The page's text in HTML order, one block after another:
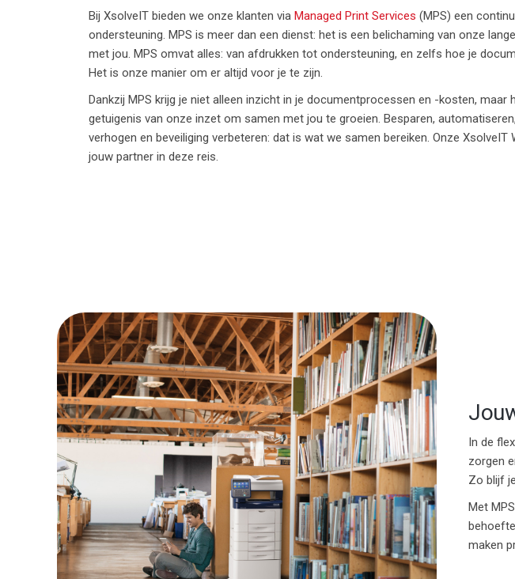
Bij XsolveIT bieden we onze klanten via Managed Print Services (MPS) een
ondersteuning. MPS is meer dan een dienst: het is een belichaming van onze
met jou. MPS omvat alles: van afdrukken tot ondersteuning, en zelfs hoe je
Het is onze manier om er altijd voor je te zijn.
Dankzij MPS krijg je niet alleen inzicht in je documentprocessen en -kosten, maar
getuigenis van onze inzet om samen met jou te groeien. Besparen,
verhogen en beveiliging verbeteren: dat is wat we samen bereiken. Onze XsolveIT
jouw partner in deze reis.
In de
zorgen
Zo blijf
Met
maken